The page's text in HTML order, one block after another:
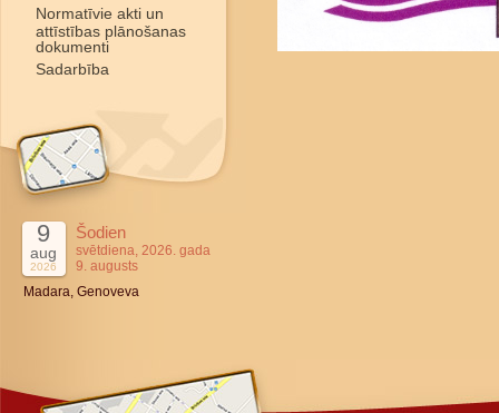
Normatīvie akti un
attīstības plānošanas
dokumenti
Sadarbība
9
aug
2026
Šodien
svētdiena, 2026. gada
9. augusts
Madara, Genoveva